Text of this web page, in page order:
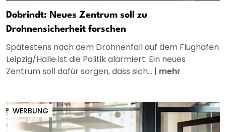
Dobrindt: Neues Zentrum soll zu
Drohnensicherheit forschen
Spätestens nach dem Drohnenfall auf dem Flughafen
Leipzig/Halle ist die Politik alarmiert. Ein neues
Zentrum soll dafür sorgen, dass sich... | mehr
WERBUNG